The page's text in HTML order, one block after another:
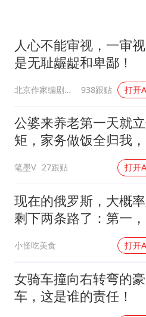
挡“张雪
香港高
中国第
人心不能审视，一审
是无耻龌龊和卑鄙！
北京作家编剧肥猪满圈 938跟贴 打开
公婆来养老第一天就
矩，家务做饭全归我，
公点头，我一句话令
寂静
笔墨V 27跟贴 打开
现在的俄罗斯，大概
剩下两条路了：第一，
吞进去的地盘全部吐
小怪吃美食 打开
女骑车撞向右转弯的豪
车，这是谁的责任！